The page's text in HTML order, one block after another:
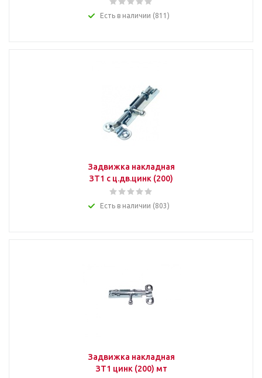
Есть в наличии (811)
Задвижка накладная
ЗТ1 с ц.дв.цинк (200)
Есть в наличии (803)
Задвижка накладная
ЗТ1 цинк (200) мт